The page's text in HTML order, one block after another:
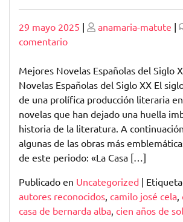
Publicado
29 mayo 2025 | Publicado
anamaria-matute |
comentarioen
Mejores
Novelas
Españolas
del
Siglo
XX:
Una
a
la
Literatura
Mejores Novelas Españolas del Siglo
Novelas Españolas del Siglo XX El
de una prolífica producción literaria en
novelas que han dejado una huella
historia de la literatura. A
algunas de las obras más
de este periodo: «La Casa […]
Publicado en Uncategorized |
autores reconocidos, camilo josé cela,
casa de bernarda alba, cien años de